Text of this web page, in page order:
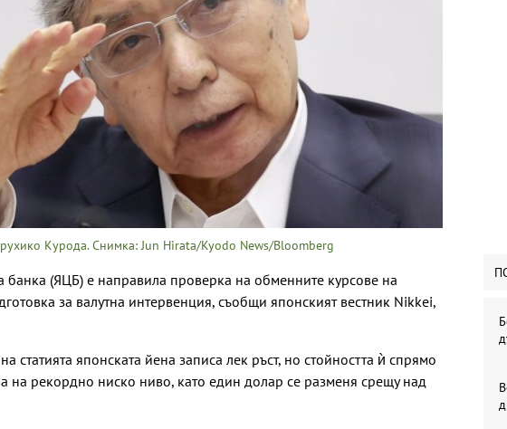
Курода. Снимка: Jun Hirata/Kyodo News/Bloomberg
банка (ЯЦБ) е направила проверка на обменните курсове на
за валутна интервенция, съобщи японският вестник Nikkei,
статията японската йена записа лек ръст, но стойността ѝ спрямо
на рекордно ниско ниво, като един долар се разменя срещу над